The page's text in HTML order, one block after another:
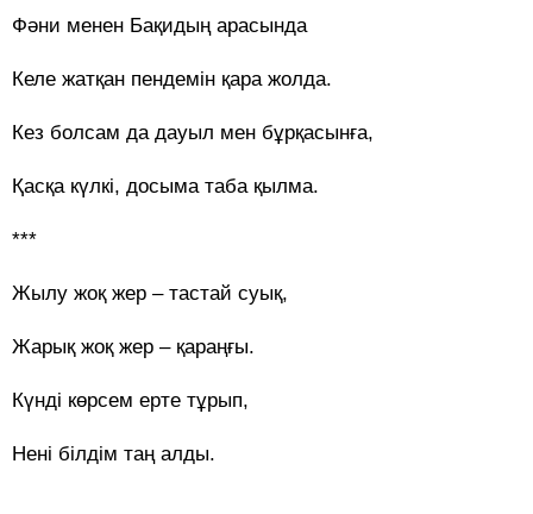
Фәни менен Бақидың арасында
Келе жатқан пендемін қара жолда.
Кез болсам да дауыл мен бұрқасынға,
Қасқа күлкі, досыма таба қылма.
***
Жылу жоқ жер – тастай суық,
Жарық жоқ жер – қараңғы.
Күнді көрсем ерте тұрып,
Нені білдім таң алды.